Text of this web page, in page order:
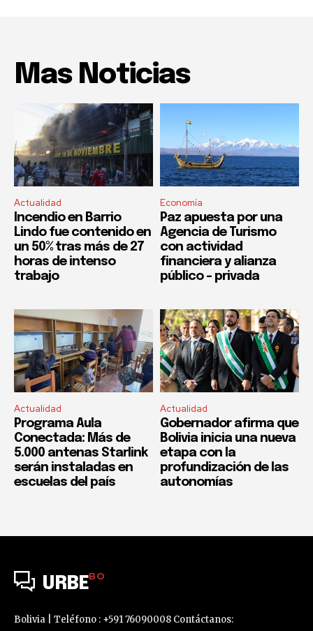
Mas Noticias
Actualidad
Incendio en Barrio
Lindo fue contenido en
un 50% tras más de 27
horas de intenso
trabajo
Economía
Paz apuesta por una
Agencia de Turismo
con actividad
financiera y alianza
público – privada
Actualidad
Programa Aula
Conectada: Más de
5.000 antenas Starlink
serán instaladas en
escuelas del país
Actualidad
Gobernador afirma que
Bolivia inicia una nueva
etapa con la
profundización de las
autonomías
URBEBO
Bolivia | Teléfono : +591 76090008 Contáctanos: